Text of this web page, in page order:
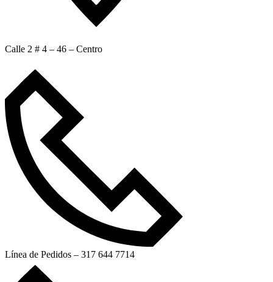
Calle 2 # 4 – 46 – Centro
Línea de Pedidos – 317 644 7714